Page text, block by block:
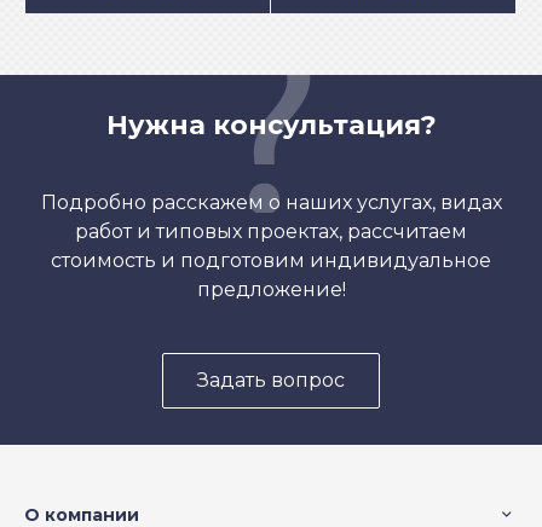
Нужна консультация?
Подробно расскажем о наших услугах, видах
работ и типовых проектах, рассчитаем
стоимость и подготовим индивидуальное
предложение!
Задать вопрос
О компании